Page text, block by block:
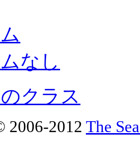
なし
クラス
2006-2012 The